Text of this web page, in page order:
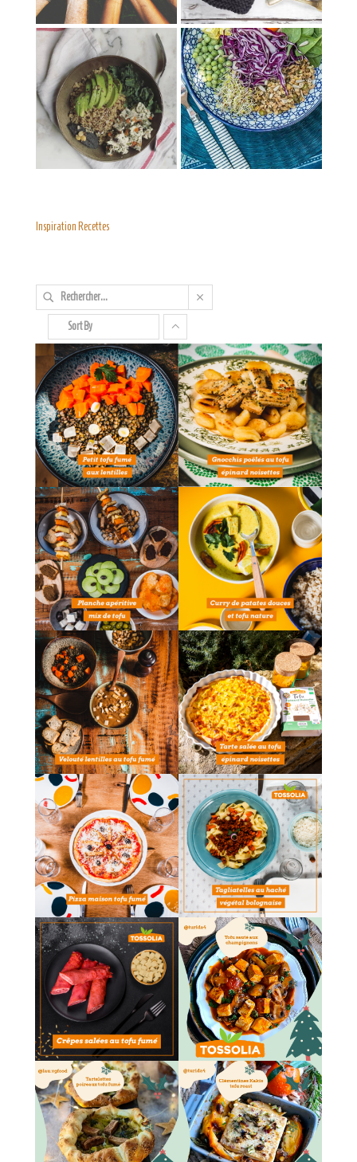
Inspiration Recettes
Sort By
admin7980 admin7980
admin7980 admin7980
admin7980 admin7980
admin7980 admin7980
admin7980 admin7980